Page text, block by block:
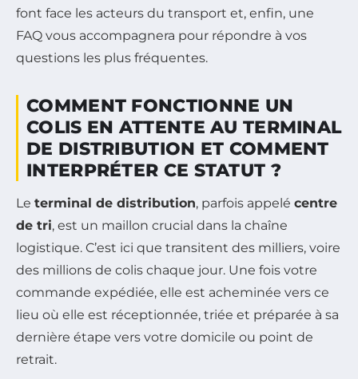
font face les acteurs du transport et, enfin, une
FAQ vous accompagnera pour répondre à vos
questions les plus fréquentes.
COMMENT FONCTIONNE UN
COLIS EN ATTENTE AU TERMINAL
DE DISTRIBUTION ET COMMENT
INTERPRÉTER CE STATUT ?
Le terminal de distribution, parfois appelé centre
de tri, est un maillon crucial dans la chaîne
logistique. C’est ici que transitent des milliers, voire
des millions de colis chaque jour. Une fois votre
commande expédiée, elle est acheminée vers ce
lieu où elle est réceptionnée, triée et préparée à sa
dernière étape vers votre domicile ou point de
retrait.